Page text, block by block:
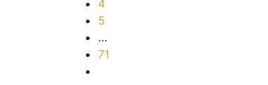
4
5
…
71